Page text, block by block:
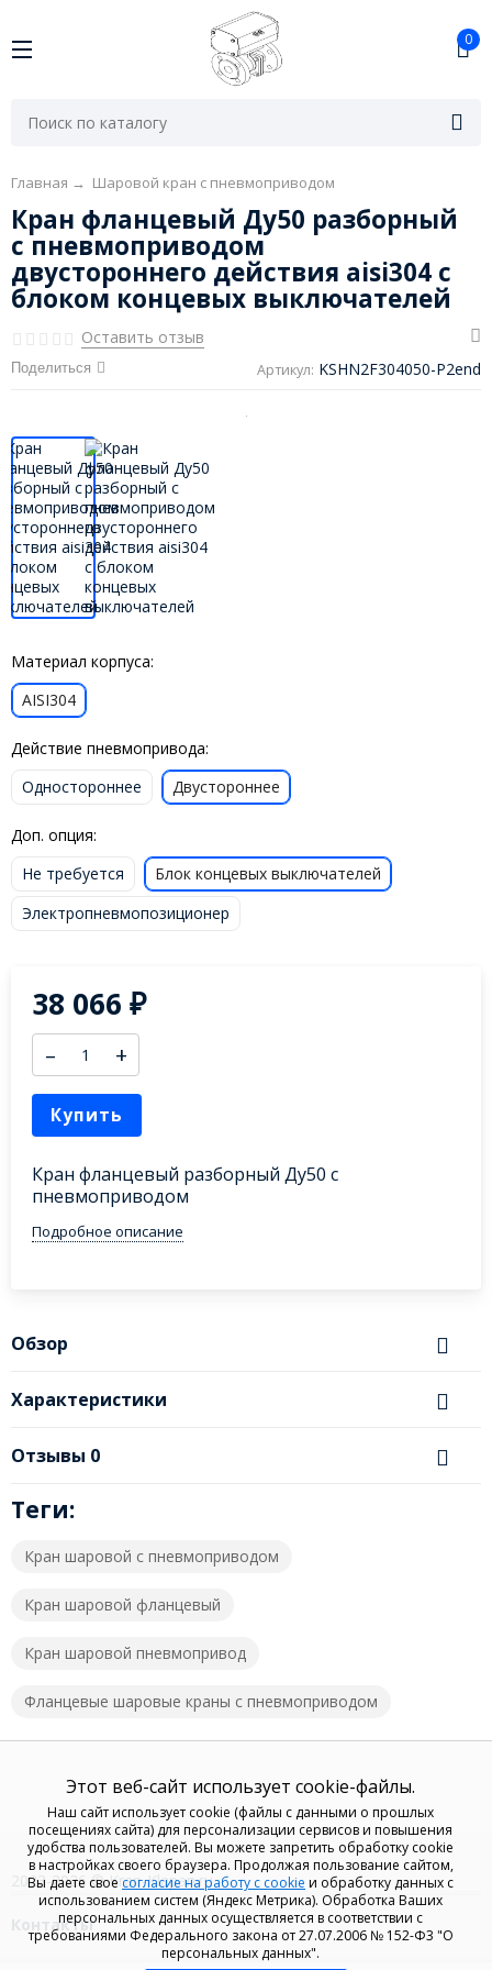
0
Главная → Шаровой кран с пневмоприводом
Кран фланцевый Ду50 разборный
с пневмоприводом
двустороннего действия aisi304 с
блоком концевых выключателей
Оставить отзыв
Поделиться Артикул: KSHN2F304050-P2end
Материал корпуса:
AISI304
Действие пневмопривода:
Одностороннее
Двустороннее
Доп. опция:
Не требуется
Блок концевых выключателей
Электропневмопозиционер
38 066₽
– +
Купить
Кран фланцевый разборный Ду50 с
пневмоприводом
Подробное описание
Обзор
Характеристики
Отзывы 0
Теги:
Кран шаровой с пневмоприводом
Кран шаровой фланцевый
Кран шаровой пневмопривод
Фланцевые шаровые краны с пневмоприводом
2023-2026 © Kran-Klapan.ru
Этот веб-сайт использует cookie-файлы.
Наш сайт использует cookie (файлы с данными о прошлых
посещениях сайта) для персонализации сервисов и повышения
удобства пользователей. Вы можете запретить обработку cookie
в настройках своего браузера. Продолжая пользование сайтом,
Вы даете своесогласие на работу с cookie и обработку данных с
использованием систем (Яндекс Метрика). Обработка Ваших
персональных данных осуществляется в соответствии с
требованиями Федерального закона от 27.07.2006 № 152-Ф3 "О
персональных данных".
Контакты